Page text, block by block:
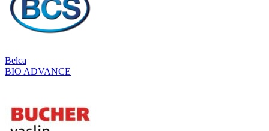
Belca
BIO ADVANCE